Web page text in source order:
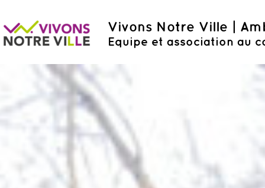
Vivons Notre Ville |
Equipe et association au